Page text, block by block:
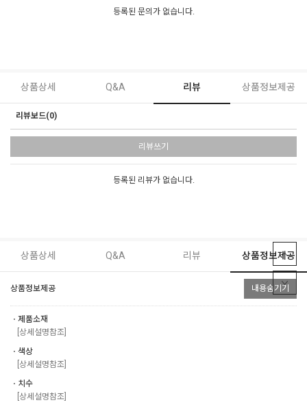
등록된 문의가 없습니다.
상품상세 Q&A 리뷰 상품정보제공
리뷰보드(0)
리뷰쓰기
등록된 리뷰가 없습니다.
상품상세 Q&A 리뷰 상품정보제공
상품정보제공 내용숨기기
ㆍ제품소재
[상세설명참조]
ㆍ색상
[상세설명참조]
ㆍ치수
[상세설명참조]